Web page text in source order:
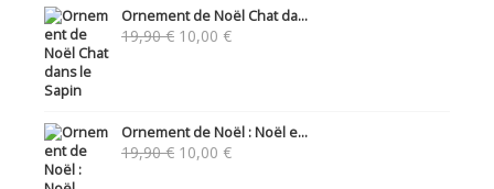
Ornement de Noël Chat da...
19,90€ Le
10,00 €Le
Ornement de Noël : Noël e...
19,90€ Le
10,00 €Le